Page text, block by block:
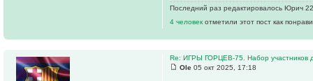
Последний раз редактировалось Юрич
4 человек отметили этот пост как
Re: ИГРЫ ГОРЦЕВ-75. Набор участников
Ole 05 окт 2025, 17:18